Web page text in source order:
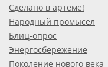
Сделано в артёме!
Народный промысел
Блиц-опрос
Энергосбережение
Поколение нового века